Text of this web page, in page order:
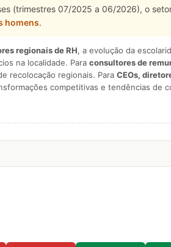
(trimestres 07/2025 a 06/2026), o
homens.
regionais de RH, a evolução da
na localidade. Para consultores de
recolocação regionais. Para CEOs,
competitivas e tendências de